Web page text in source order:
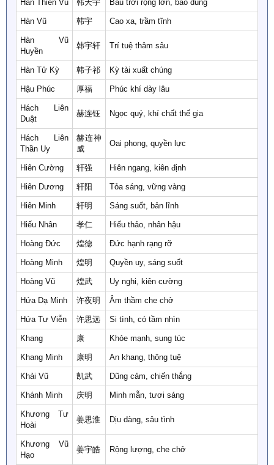
Hàn Thiên Vũ 韩天宇 Bầu trời rộng lớn, bao dung
Hàn Vũ 韩宇 Cao xa, trầm tĩnh
Hàn Vũ
Huyền
韩宇轩 Trí tuệ thâm sâu
Hàn Tử Kỳ 韩子祁 Kỳ tài xuất chúng
Hậu Phúc 厚福 Phúc khí dày lâu
Hách Liên
Duật
赫连钰 Ngọc quý, khí chất thế gia
Hách Liên
Thần Uy
赫连神
威
Oai phong, quyền lực
Hiên Cường 轩强 Hiên ngang, kiên định
Hiên Dương 轩阳 Tỏa sáng, vững vàng
Hiên Minh 轩明 Sáng suốt, bản lĩnh
Hiếu Nhân 孝仁 Hiếu thảo, nhân hậu
Hoàng Đức 煌德 Đức hạnh rạng rỡ
Hoàng Minh 煌明 Quyền uy, sáng suốt
Hoàng Vũ 煌武 Uy nghi, kiên cường
Hứa Dạ Minh 许夜明 Âm thầm che chở
Hứa Tư Viễn 许思远 Si tình, có tầm nhìn
Khang 康 Khỏe mạnh, sung túc
Khang Minh 康明 An khang, thông tuệ
Khải Vũ 凯武 Dũng cảm, chiến thắng
Khánh Minh 庆明 Minh mẫn, tươi sáng
Khương Tư
Hoài
姜思淮 Dịu dàng, sâu tình
Khương Vũ
Hạo
姜宇皓 Rộng lượng, che chở